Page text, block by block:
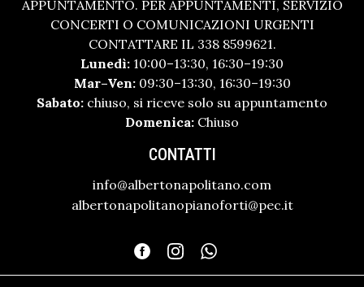
APPUNTAMENTO. PER APPUNTAMENTI, SERVIZIO
CONCERTI O COMUNICAZIONI URGENTI
CONTATTARE IL 338 8599621.
Lunedì: 10:00–13:30, 16:30–19:30
Mar–Ven:09:30–13:30, 16:30–19:30
Sabato: chiuso, si riceve solo su appuntamento
Domenica: Chiuso
CONTATTI
info@albertonapolitano.com
albertonapolitanopianoforti@pec.it